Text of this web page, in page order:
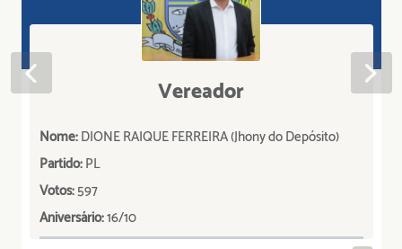
Vereador
Nome:DIONE RAIQUE FERREIRA (Jhony do Depósito)
Partido:PL
Votos:597
Aniversário:16/10